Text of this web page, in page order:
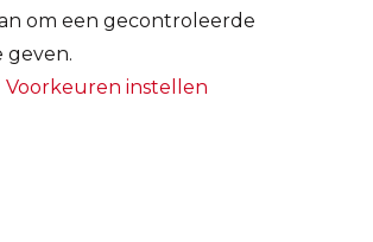
om een gecontroleerde
geven.
Voorkeuren instellen